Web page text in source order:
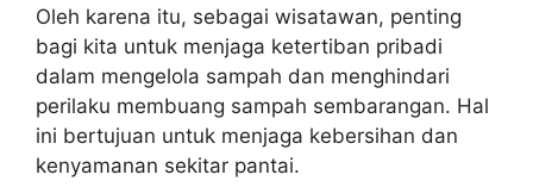
Oleh karena itu, sebagai wisatawan, penting
bagi kita untuk menjaga ketertiban pribadi
dalam mengelola sampah dan menghindari
perilaku membuang sampah sembarangan. Hal
ini bertujuan untuk menjaga kebersihan dan
kenyamanan sekitar pantai.